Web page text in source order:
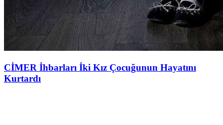
CİMER İhbarları İki Kız Çocuğunun Hayatını
Kurtardı